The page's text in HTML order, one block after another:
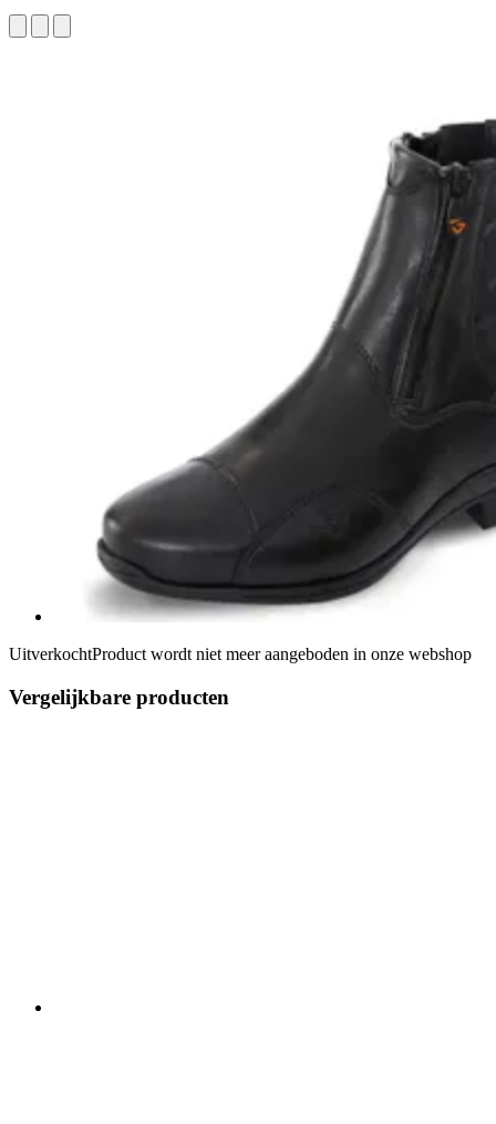
UitverkochtProduct wordt niet meer aangeboden in onze webshop
Vergelijkbare producten